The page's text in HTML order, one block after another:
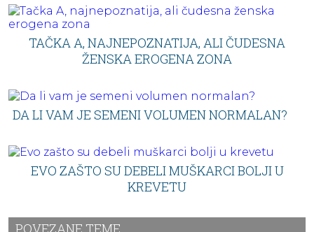
TAČKA A, NAJNEPOZNATIJA, ALI ČUDESNA
ŽENSKA EROGENA ZONA
DA LI VAM JE SEMENI VOLUMEN NORMALAN?
EVO ZAŠTO SU DEBELI MUŠKARCI BOLJI U
KREVETU